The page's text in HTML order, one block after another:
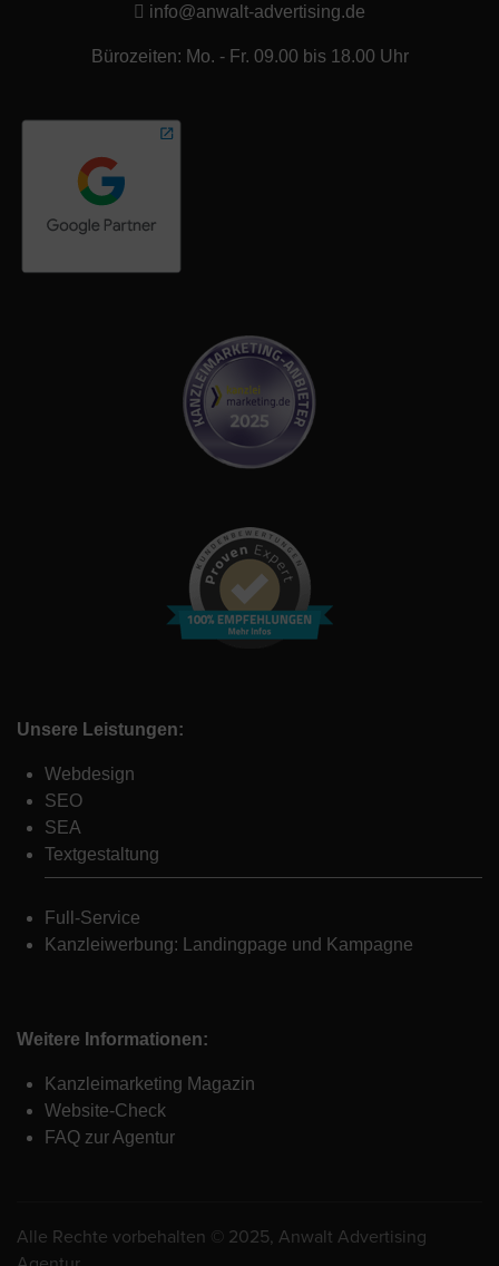
info@anwalt-advertising.de
Bürozeiten: Mo. - Fr. 09.00 bis 18.00 Uhr
Unsere Leistungen:
Webdesign
SEO
SEA
Textgestaltung
Full-Service
Kanzleiwerbung: Landingpage und Kampagne
Weitere Informationen:
Kanzleimarketing Magazin
Website-Check
FAQ zur Agentur
Alle Rechte vorbehalten © 2025, Anwalt Advertising